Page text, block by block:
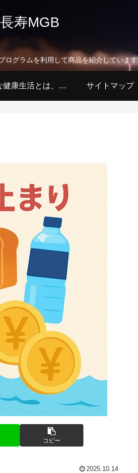
寿MGB
ログラムを利用して商品を紹介しています
幸せな健康生活とは、何か!? サイトマップ
コピー
2025.10.14